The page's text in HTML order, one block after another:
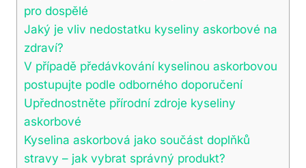
pro dospělé
Jaký je vliv nedostatku kyseliny askorbové na
zdraví?
V případě předávkování kyselinou askorbovou
postupujte podle odborného doporučení
Upřednostněte přírodní zdroje kyseliny
askorbové
Kyselina askorbová jako součást doplňků
stravy – jak vybrat správný produkt?